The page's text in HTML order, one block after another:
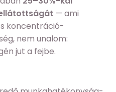
— ami
koncentráció-
nem unalom:
jut a fejbe.